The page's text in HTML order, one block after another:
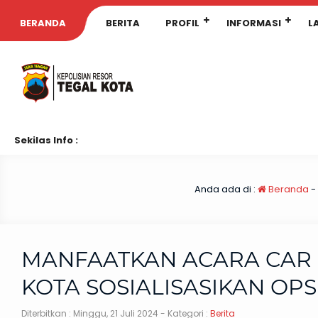
BERANDA BERITA PROFIL INFORMASI
Sekilas Info :
Anda ada di : Beranda -
MANFAATKAN ACARA
KOTA SOSIALISASIKAN
Diterbitkan : Minggu, 21 Juli 2024 - Kategori : Berita